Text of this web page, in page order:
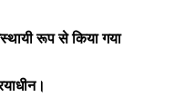
रूप से किया गया